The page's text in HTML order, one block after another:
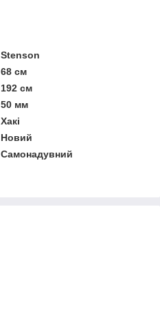
Stenson
68 см
192 см
50 мм
Хакі
Новий
Самонадувний